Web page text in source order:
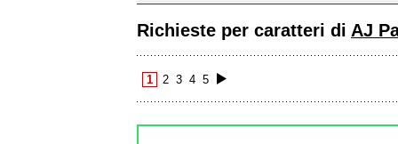
Richieste per caratteri di AJ
1 2 3 4 5